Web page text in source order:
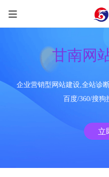
甘南网
企业营销型网站建设,全站诊
百度/360/搜狗
立
限时优惠咨询中